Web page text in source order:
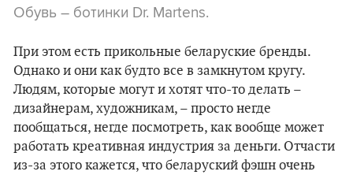
Обувь – ботинки Dr. Martens.
При этом есть прикольные беларуские бренды.
Однако и они как будто все в замкнутом кругу.
Людям, которые могут и хотят что-то делать –
дизайнерам, художникам, – просто негде
пообщаться, негде посмотреть, как вообще может
работать креативная индустрия за деньги. Отчасти
из-за этого кажется, что беларуский фэшн очень